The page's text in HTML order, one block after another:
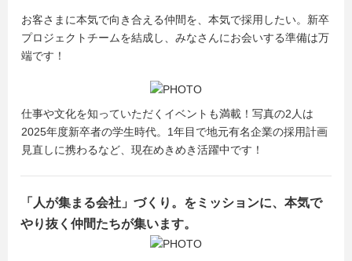
お客さまに本気で向き合える仲間を、本気で採用したい。新卒
プロジェクトチームを結成し、みなさんにお会いする準備は万
端です！
仕事や文化を知っていただくイベントも満載！写真の2人は
2025年度新卒者の学生時代。1年目で地元有名企業の採用計画
見直しに携わるなど、現在めきめき活躍中です！
「人が集まる会社」づくり。をミッションに、本気で
やり抜く仲間たちが集います。